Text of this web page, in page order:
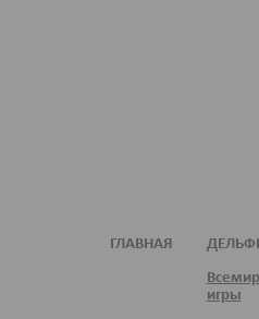
ГЛАВНАЯ
игры